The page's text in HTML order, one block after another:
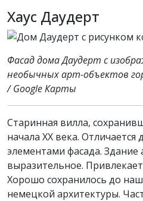
Хаус Даудерт
Фасад дома Даудерт с
необычных арт-объектов
/ Google Карты
Старинная вилла,
начала XX века.
элементами фасада. Здание
выразительное.
Хорошо сохранилось до
немецкой архитектуры.